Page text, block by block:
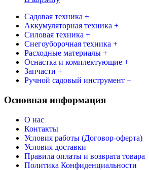
Садовая техника +
Аккумуляторная техника +
Силовая техника +
Снегоуборочная техника +
Расходные материалы +
Оснастка и комплектующие +
Запчасти +
Ручной садовый инструмент +
Основная информация
О нас
Контакты
Условия работы (Договор-оферта)
Условия доставки
Правила оплаты и возврата товара
Политика Конфиденциальности